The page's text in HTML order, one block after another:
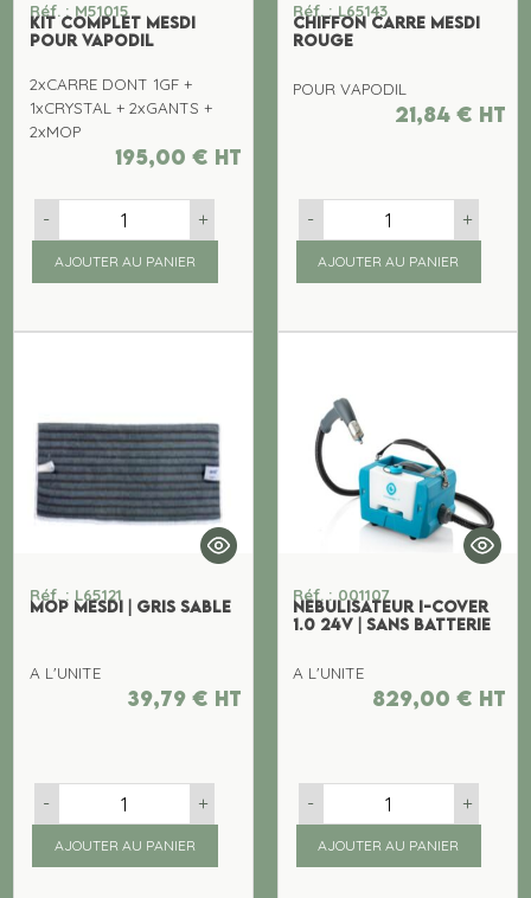
Réf. : M51015
KIT COMPLET MESDI
POUR VAPODIL
2xCARRE DONT 1GF +
1xCRYSTAL + 2xGANTS +
2xMOP
195,00 € ht
- +
AJOUTER AU PANIER
Réf. : L65143
CHIFFON CARRE MESDI
ROUGE
POUR VAPODIL
21,84 € ht
- +
AJOUTER AU PANIER
Réf. : L65121
MOP MESDI | GRIS SABLE
A L'UNITE
39,79 € ht
- +
AJOUTER AU PANIER
Réf. : 001107
NEBULISATEUR I-COVER
1.0 24V | SANS BATTERIE
A L'UNITE
829,00 € ht
- +
AJOUTER AU PANIER